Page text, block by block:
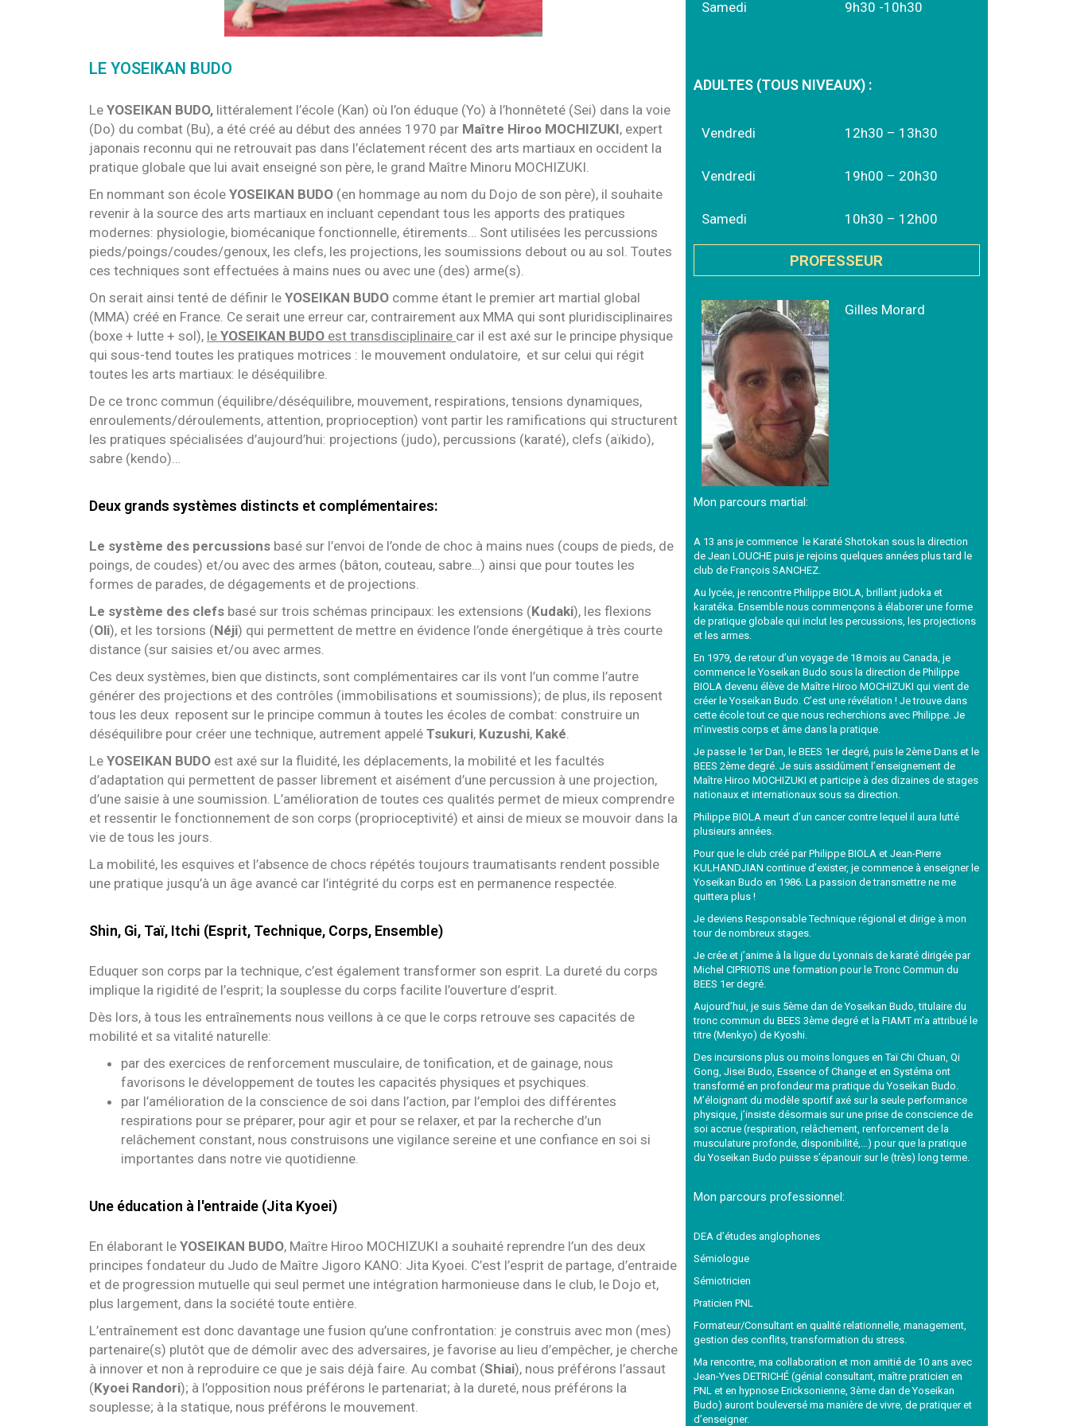
LE YOSEIKAN BUDO
Le YOSEIKAN BUDO, littéralement l’école (Kan) où l’on éduque (Yo) à l’honnêteté (Sei) dans la voie
(Do) du combat (Bu), a été créé au début des années 1970 par Maître Hiroo MOCHIZUKI, expert
japonais reconnu qui ne retrouvait pas dans l’éclatement récent des arts martiaux en occident la
pratique globale que lui avait enseigné son père, le grand Maître Minoru MOCHIZUKI.
En nommant son école YOSEIKAN BUDO (en hommage au nom du Dojo de son père), il souhaite
revenir à la source des arts martiaux en incluant cependant tous les apports des pratiques
modernes: physiologie, biomécanique fonctionnelle, étirements… Sont utilisées les percussions
pieds/poings/coudes/genoux, les clefs, les projections, les soumissions debout ou au sol. Toutes
ces techniques sont effectuées à mains nues ou avec une (des) arme(s).
On serait ainsi tenté de définir le YOSEIKAN BUDO comme étant le premier art martial global
(MMA) créé en France. Ce serait une erreur car, contrairement aux MMA qui sont pluridisciplinaires
(boxe + lutte + sol), le YOSEIKAN BUDO est transdisciplinaire car il est axé sur le principe physique
qui sous-tend toutes les pratiques motrices : le mouvement ondulatoire, et sur celui qui régit
toutes les arts martiaux: le déséquilibre.
De ce tronc commun (équilibre/déséquilibre, mouvement, respirations, tensions dynamiques,
enroulements/déroulements, attention, proprioception) vont partir les ramifications qui structurent
les pratiques spécialisées d’aujourd’hui: projections (judo), percussions (karaté), clefs (aïkido),
sabre (kendo)…
Deux grands systèmes distincts et complémentaires:
Le système des percussions basé sur l’envoi de l’onde de choc à mains nues (coups de pieds, de
poings, de coudes) et/ou avec des armes (bâton, couteau, sabre…) ainsi que pour toutes les
formes de parades, de dégagements et de projections.
Le système des clefs basé sur trois schémas principaux: les extensions (Kudaki), les flexions
(Oli), et les torsions (Néji) qui permettent de mettre en évidence l’onde énergétique à très courte
distance (sur saisies et/ou avec armes.
Ces deux systèmes, bien que distincts, sont complémentaires car ils vont l’un comme l’autre
générer des projections et des contrôles (immobilisations et soumissions); de plus, ils reposent
tous les deux reposent sur le principe commun à toutes les écoles de combat: construire un
déséquilibre pour créer une technique, autrement appelé Tsukuri, Kuzushi, Kaké
Le YOSEIKAN BUDO est axé sur la fluidité, les déplacements, la mobilité et les facultés
d’adaptation qui permettent de passer librement et aisément d’une percussion à une projection,
d’une saisie à une soumission. L’amélioration de toutes ces qualités permet de mieux comprendre
et ressentir le fonctionnement de son corps (proprioceptivité) et ainsi de mieux se mouvoir dans la
vie de tous les jours.
La mobilité, les esquives et l’absence de chocs répétés toujours traumatisants rendent possible
une pratique jusqu’à un âge avancé car l’intégrité du corps est en permanence respectée.
Shin, Gi, Taï, Itchi (Esprit, Technique, Corps, Ensemble)
Eduquer son corps par la technique, c’est également transformer son esprit. La dureté du corps
implique la rigidité de l’esprit; la souplesse du corps facilite l’ouverture d’esprit.
Dès lors, à tous les entraînements nous veillons à ce que le corps retrouve ses capacités de
mobilité et sa vitalité naturelle:
par des exercices de renforcement musculaire, de tonification, et de gainage, nous
favorisons le développement de toutes les capacités physiques et psychiques.
par l’amélioration de la conscience de soi dans l’action, par l’emploi des différentes
respirations pour se préparer, pour agir et pour se relaxer, et par la recherche d’un
relâchement constant, nous construisons une vigilance sereine et une confiance en soi si
importantes dans notre vie quotidienne.
Une éducation à l'entraide (Jita Kyoei)
En élaborant le YOSEIKAN BUDO, Maître Hiroo MOCHIZUKI a souhaité reprendre l’un des deux
principes fondateur du Judo de Maître Jigoro KANO: Jita Kyoei. C’est l’esprit de partage, d’entraide
et de progression mutuelle qui seul permet une intégration harmonieuse dans le club, le Dojo et,
plus largement, dans la société toute entière.
L’entraînement est donc davantage une fusion qu’une confrontation: je construis avec mon (mes)
partenaire(s) plutôt que de démolir avec des adversaires, je favorise au lieu d’empêcher, je cherche
à innover et non à reproduire ce que je sais déjà faire. Au combat (Shiai), nous préférons l’assaut
(Kyoei Randori); à l’opposition nous préférons le partenariat; à la dureté, nous préférons la
souplesse; à la statique, nous préférons le mouvement.
Samedi 9h30 -10h30
ADULTES (TOUS NIVEAUX) :
Vendredi 12h30 – 13h30
Vendredi 19h00 – 20h30
Samedi 10h30 – 12h00
PROFESSEUR
Gilles Morard
Mon parcours martial:
A 13 ans je commence le Karaté Shotokan sous la direction
de Jean LOUCHE puis je rejoins quelques années plus tard le
club de François SANCHEZ.
Au lycée, je rencontre Philippe BIOLA, brillant judoka et
karatéka. Ensemble nous commençons à élaborer une forme
de pratique globale qui inclut les percussions, les projections
et les armes.
En 1979, de retour d’un voyage de 18 mois au Canada, je
commence le Yoseikan Budo sous la direction de Philippe
BIOLA devenu élève de Maître Hiroo MOCHIZUKI qui vient de
créer le Yoseikan Budo. C’est une révélation ! Je trouve dans
cette école tout ce que nous recherchions avec Philippe. Je
m’investis corps et âme dans la pratique.
Je passe le 1er Dan, le BEES 1er degré, puis le 2ème Dans et le
BEES 2ème degré. Je suis assidûment l’enseignement de
Maître Hiroo MOCHIZUKI et participe à des dizaines de stages
nationaux et internationaux sous sa direction.
Philippe BIOLA meurt d’un cancer contre lequel il aura lutté
plusieurs années.
Pour que le club créé par Philippe BIOLA et Jean-Pierre
KULHANDJIAN continue d’exister, je commence à enseigner le
Yoseikan Budo en 1986. La passion de transmettre ne me
quittera plus !
Je deviens Responsable Technique régional et dirige à mon
tour de nombreux stages.
Je crée et j’anime à la ligue du Lyonnais de karaté dirigée par
Michel CIPRIOTIS une formation pour le Tronc Commun du
BEES 1er degré.
Aujourd’hui, je suis 5ème dan de Yoseikan Budo, titulaire du
tronc commun du BEES 3ème degré et la FIAMT m’a attribué le
titre (Menkyo) de Kyoshi.
Des incursions plus ou moins longues en Taï Chi Chuan, Qi
Gong, Jisei Budo, Essence of Change et en Systéma ont
transformé en profondeur ma pratique du Yoseikan Budo.
M’éloignant du modèle sportif axé sur la seule performance
physique, j’insiste désormais sur une prise de conscience de
soi accrue (respiration, relâchement, renforcement de la
musculature profonde, disponibilité,…) pour que la pratique
du Yoseikan Budo puisse s’épanouir sur le (très) long terme.
Mon parcours professionnel:
DEA d’études anglophones
Sémiologue
Sémiotricien
Praticien PNL
Formateur/Consultant en qualité relationnelle, management,
gestion des conflits, transformation du stress.
Ma rencontre, ma collaboration et mon amitié de 10 ans avec
Jean-Yves DETRICHÉ (génial consultant, maître praticien en
PNL et en hypnose Ericksonienne, 3ème dan de Yoseikan
Budo) auront bouleversé ma manière de vivre, de pratiquer et
d’enseigner.